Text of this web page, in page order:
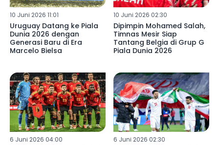
10 Juni 2026 11:01
Uruguay Datang ke Piala
Dunia 2026 dengan
Generasi Baru di Era
Marcelo Bielsa
10 Juni 2026 02:30
Dipimpin Mohamed Salah,
Timnas Mesir Siap
Tantang Belgia di Grup G
Piala Dunia 2026
6 Juni 2026 04:00 6 Juni 2026 02:30